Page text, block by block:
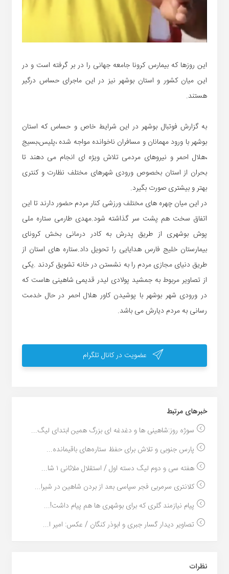
این روزها که بیمارس کرونا جامعه جهانی را در بر گرفته است و در
این میان کشور و استان بوشهر نیز در این ماجرای حساس درگیر
هستند.
به گزارش فوتبال بوشهر در این شرایط خاص و حساس که استان
بوشهر با ورود مهمانان و مسافران ناخوانده مواجه شده ،پلیس،بسیج
،هلال احمر و نیروهای مردمی تلاش ویژه ای انجام می دهند تا
بحران از استان بخصوص ورودی شهرهای مختلف نظارت و کنتری
بهتر و بیشتری صورت بگیرد.
در این میان چهره های مختلف ورزشی کنار مردم حضور دارند تا این
اتفاق سخت هم پشت سر گذاشته شود.مهدی طارمی ستاره ملی
پوش بوشهری از طریق پدرش به کادر درمانی بخش کرونای
بیمارستان خلیج فارس هدایایی را تحویل داد.ستاره های استان از
طریق دنیای مجازی مردم را به نشستن در خانه تشویق کردند .یکی
از تصاویر مربوط به جمشید پولادی لیدر قدیمی شاهینی هاست که
در ورودی شهر بوشهر با پوشیدن کاور هلال احمر در حال خدمت
رسانی به مردم دیارش می باشد.
عضویت در کانال تلگرام
خبر‌های مرتبط
سوژه روز:شاهینی ها و دغدغه ای بزرگ همین ابتدای لیگ...
پارس جنوبی و تلاش برای حفظ ستاره‌های باقیمانده...
هفته سی و دوم لیگ دسته اول / استقلال ملاثانی ۱ شا...
کلانتری سرمربی فجر سپاسی بعد از بردن شاهین در شیرا...
پیام نیازمند گلری که برای بوشهری ها هم پیام داشت!...
تصاویر دیدار گسار جبری و ابوذر کنگان / عکس: امیر ا...
نظرات